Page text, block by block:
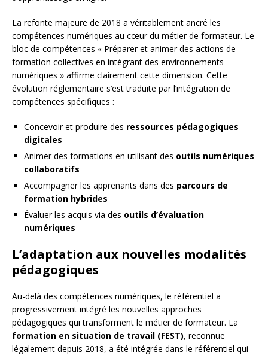
La refonte majeure de 2018 a véritablement ancré les
compétences numériques au cœur du métier de formateur. Le
bloc de compétences « Préparer et animer des actions de
formation collectives en intégrant des environnements
numériques » affirme clairement cette dimension. Cette
évolution réglementaire s’est traduite par l’intégration de
compétences spécifiques :
Concevoir et produire des ressources pédagogiques
digitales
Animer des formations en utilisant des outils numériques
collaboratifs
Accompagner les apprenants dans des parcours de
formation hybrides
Évaluer les acquis via des outils d’évaluation
numériques
L’adaptation aux nouvelles modalités
pédagogiques
Au-delà des compétences numériques, le référentiel a
progressivement intégré les nouvelles approches
pédagogiques qui transforment le métier de formateur. La
formation en situation de travail (FEST), reconnue
légalement depuis 2018, a été intégrée dans le référentiel qui